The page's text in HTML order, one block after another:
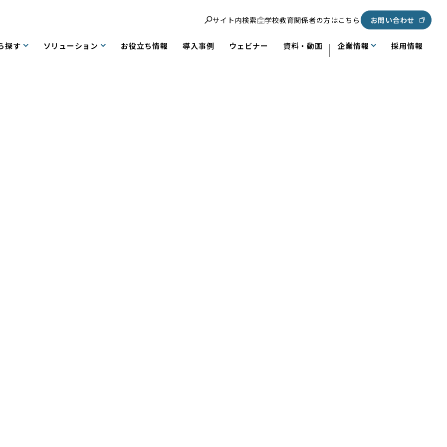
サイト内検索 学校教育関係者の方はこちら お問い合わせ
探す ソリューション お役立ち情報 導入事例 ウェビナー 資料・動画 企業情報 採用情報